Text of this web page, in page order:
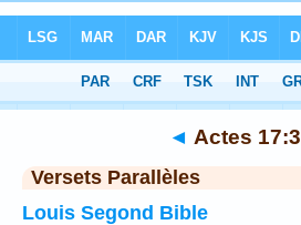
Chapitre 17> Verset 3
◄ Actes 17:3
Versets Parallèles
Louis Segond Bible